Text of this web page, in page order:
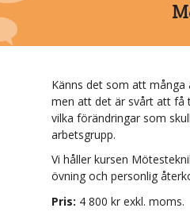
Känns det som att
men att det är svårt att få
vilka förändringar som
arbetsgrupp.
Vi håller kursen
övning och personlig
Pris: 4 800 kr exkl. moms.